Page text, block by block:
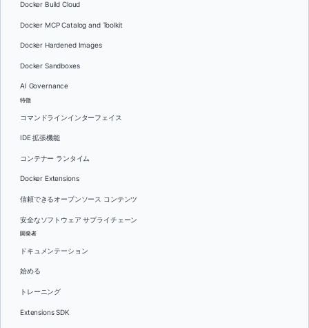
Docker Build Cloud
Docker MCP Catalog and Toolkit
Docker Hardened Images
Docker Sandboxes
AI Governance
特徴
コマンドラインインターフェイス
IDE 拡張機能
コンテナー ランタイム
Docker Extensions
信頼できるオープンソース コンテンツ
安全なソフトウェア サプライチェーン
開発者
ドキュメンテーション
始める
トレーニング
Extensions SDK